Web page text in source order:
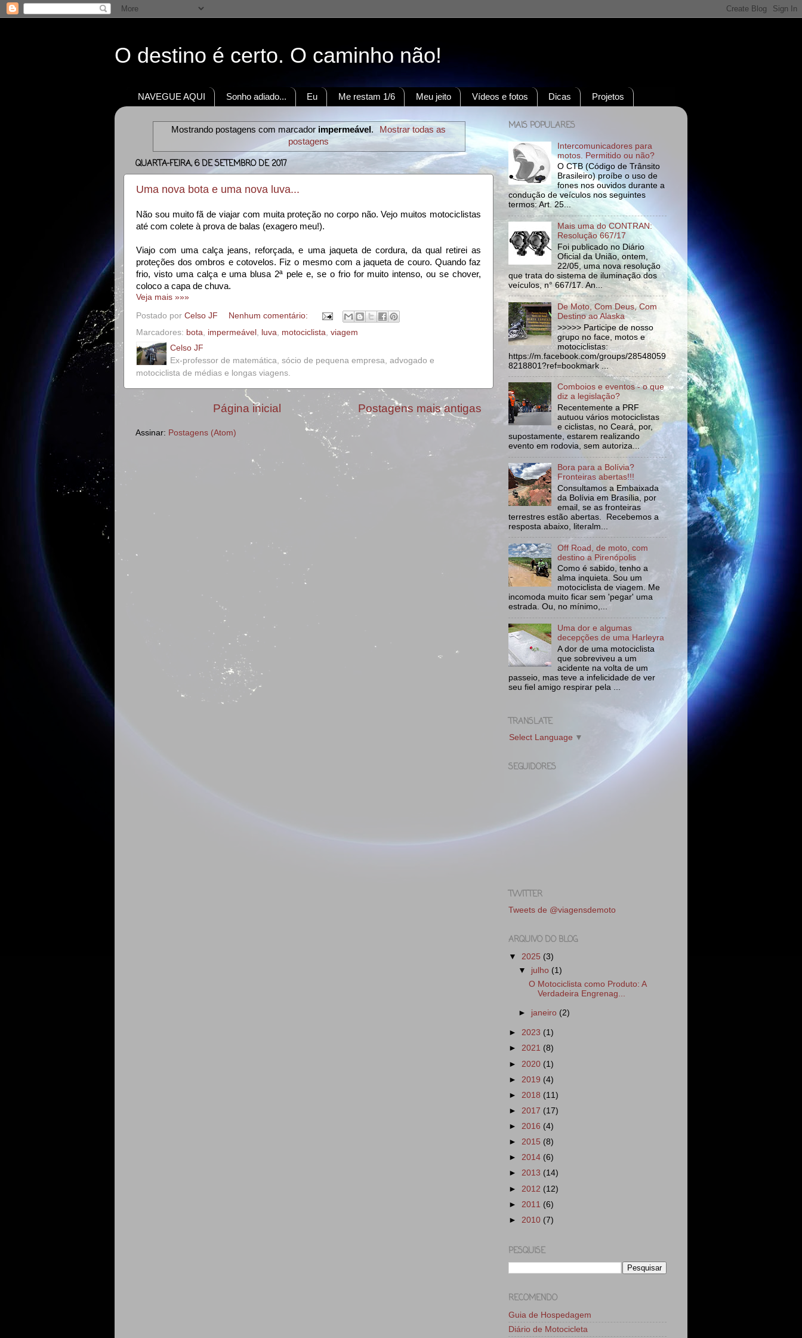
O destino é certo. O caminho não!
NAVEGUE AQUI Sonho adiado... Eu Me restam 1/6 Meu jeito Vídeos e fotos Dicas Projetos
Mostrando postagens com marcador impermeável .
Mostrar todas as
postagens
QUARTA-FEIRA, 6 DE SETEMBRO DE 2017
Uma nova bota e uma nova luva...
Não sou muito fã de viajar com muita proteção no corpo não. Vejo muitos motociclistas
até com colete à prova de balas (exagero meu!).
Viajo com uma calça jeans, reforçada, e uma jaqueta de cordura, da qual retirei as
proteções dos ombros e cotovelos. Fiz o mesmo com a jaqueta de couro. Quando faz
frio, visto uma calça e uma blusa 2ª pele e, se o frio for muito intenso, ou se chover,
coloco a capa de chuva.
Veja mais »»»
Postado por Celso JF
Nenhum comentário:
Marcadores: bota, impermeável , luva, motociclista, viagem
Celso JF
Ex-professor de matemática, sócio de pequena empresa, advogado e
motociclista de médias e longas viagens.
Postagens mais antigas
Página inicial
Assinar: Postagens (Atom)
MAIS POPULARES
Intercomunicadores para
motos. Permitido ou não?
O CTB (Código de Trânsito
Brasileiro) proíbe o uso de
fones nos ouvidos durante a
condução de veículos nos seguintes
termos: Art. 25...
Mais uma do CONTRAN:
Resolução 667/17
Foi publicado no Diário
Oficial da União, ontem,
22/05, uma nova resolução
que trata do sistema de iluminação dos
veículos, n° 667/17. An...
De Moto, Com Deus, Com
Destino ao Alaska
>>>>> Participe de nosso
grupo no face, motos e
motociclistas:
https://m.facebook.com/groups/28548059
8218801?ref=bookmark ...
Comboios e eventos - o que
diz a legislação?
Recentemente a PRF
autuou vários motociclistas
e ciclistas, no Ceará, por,
supostamente, estarem realizando
evento em rodovia, sem autoriza...
Bora para a Bolívia?
Fronteiras abertas!!!
Consultamos a Embaixada
da Bolívia em Brasília, por
email, se as fronteiras
terrestres estão abertas. Recebemos a
resposta abaixo, literalm...
Off Road, de moto, com
destino a Pirenópolis
Como é sabido, tenho a
alma inquieta. Sou um
motociclista de viagem. Me
incomoda muito ficar sem 'pegar' uma
estrada. Ou, no mínimo,...
Uma dor e algumas
decepções de uma Harleyra
A dor de uma motociclista
que sobreviveu a um
acidente na volta de um
passeio, mas teve a infelicidade de ver
seu fiel amigo respirar pela ...
TRANSLATE
Select Language ▼
SEGUIDORES
TWITTER
Tweets de @viagensdemoto
ARQUIVO DO BLOG
▼ 2025 (3)
▼ julho (1)
O Motociclista como Produto: A
Verdadeira Engrenag...
► janeiro (2)
► 2023 (1)
► 2021 (8)
► 2020 (1)
► 2019 (4)
► 2018 (11)
► 2017 (17)
► 2016 (4)
► 2015 (8)
► 2014 (6)
► 2013 (14)
► 2012 (12)
► 2011 (6)
► 2010 (7)
PESQUISE
RECOMENDO
Guia de Hospedagem
Diário de Motocicleta